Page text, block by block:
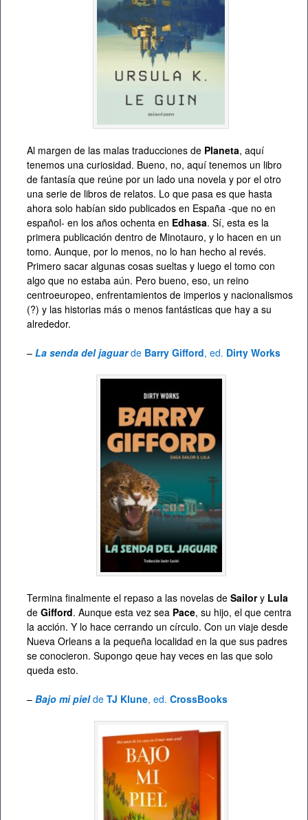
Al margen de las malas traducciones de Planeta, aquí
tenemos una curiosidad. Bueno, no, aquí tenemos un libro
de fantasía que reúne por un lado una novela y por el otro
una serie de libros de relatos. Lo que pasa es que hasta
ahora solo habían sido publicados en España -que no en
español- en los años ochenta en Edhasa. Sí, esta es la
primera publicación dentro de Minotauro, y lo hacen en un
tomo. Aunque, por lo menos, no lo han hecho al revés.
Primero sacar algunas cosas sueltas y luego el tomo con
algo que no estaba aún. Pero bueno, eso, un reino
centroeuropeo, enfrentamientos de imperios y nacionalismos
(?) y las historias más o menos fantásticas que hay a su
alrededor.
– La senda del jaguarde Barry Gifford, ed. Dirty Works
Termina finalmente el repaso a las novelas de Sailory Lula
de Gifford. Aunque esta vez sea Pace, su hijo, el que centra
la acción. Y lo hace cerrando un círculo. Con un viaje desde
Nueva Orleans a la pequeña localidad en la que sus padres
se conocieron. Supongo qeue hay veces en las que solo
queda esto.
– Bajo mi pielde TJ Klune, ed. CrossBooks